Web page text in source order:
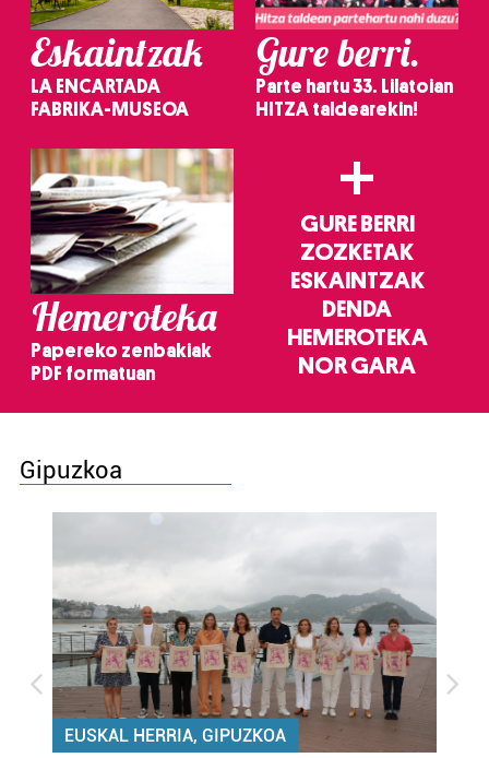
Eskaintzak
LA ENCARTADA
FABRIKA-MUSEOA
Gure berri.
Parte hartu 33. Lilatoian
HITZA taldearekin!
Hemeroteka
Papereko zenbakiak
PDF formatuan
+
GURE BERRI
ZOZKETAK
ESKAINTZAK
DENDA
HEMEROTEKA
NOR GARA
Gipuzkoa
EUSKAL HERRIA, GIPUZKOA